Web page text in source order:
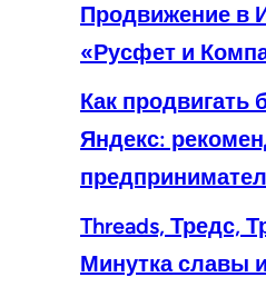
Продвижение в
«Русфет и
Как продвигать
Яндекс:
Threads, Тредс,
Минутка славы